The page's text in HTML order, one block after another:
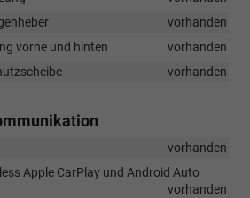
vorhanden
vorne und hinten
vorhanden
vorhanden
vorhanden
Apple CarPlay und Android Auto
vorhanden